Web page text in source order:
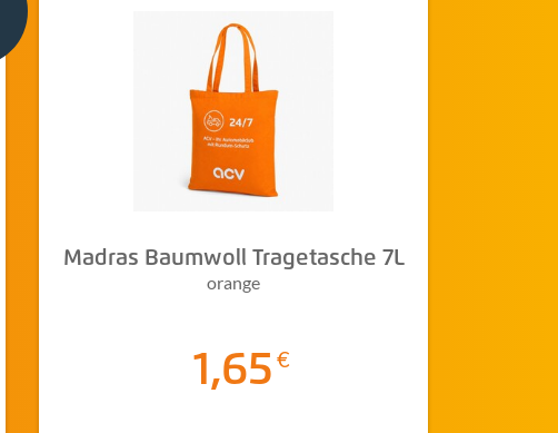
Madras Baumwoll Tragetasche 7L
orange
1,65